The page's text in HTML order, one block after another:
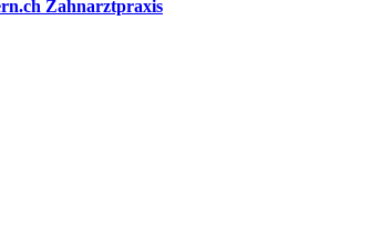
Zahnarztpraxis